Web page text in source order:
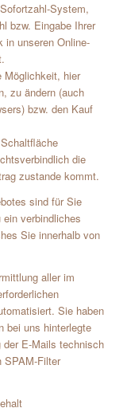
System,
bzw. Eingabe Ihrer
in unseren Online-
Möglichkeit, hier
zu ändern (auch
bzw. den Kauf
die
zustande kommt.
sind für Sie
verbindliches
Sie innerhalb von
aller im
Sie haben
bei uns hinterlegte
E-Mails technisch
SPAM-Filter